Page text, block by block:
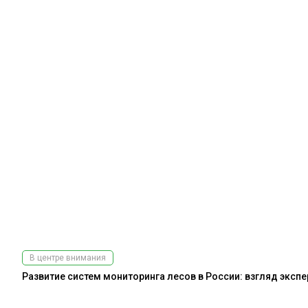
В центре внимания
Развитие систем мониторинга лесов в России: взгляд